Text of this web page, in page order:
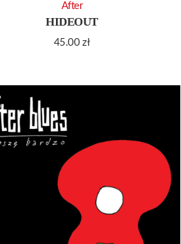
HIDEOUT
45.00zł
After